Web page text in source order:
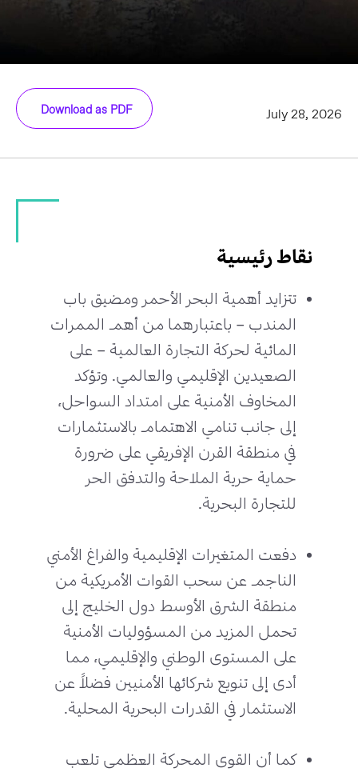
July 28, 2026
Download as PDF
نقاط رئيسية
تتزايد أهمية البحر الأحمر ومضيق باب
المندب – باعتبارهما من أهم الممرات
المائية لحركة التجارة العالمية – على
الصعيدين الإقليمي والعالمي. وتؤكد
المخاوف الأمنية على امتداد السواحل،
إلى جانب تنامي الاهتمام بالاستثمارات
في منطقة القرن الإفريقي على ضرورة
حماية حرية الملاحة والتدفق الحر
للتجارة البحرية.
دفعت المتغيرات الإقليمية والفراغ الأمني
الناجم عن سحب القوات الأمريكية من
منطقة الشرق الأوسط دول الخليج إلى
تحمل المزيد من المسؤوليات الأمنية
على المستوى الوطني والإقليمي، مما
أدى إلى تنويع شركائها الأمنيين فضلاً عن
الاستثمار في القدرات البحرية المحلية.
كما أن القوى المحركة العظمى تلعب